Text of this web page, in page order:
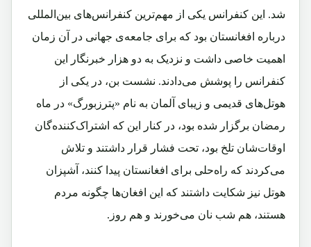
شد. این کنفرانس یکی از مهم‌ترین کنفرانس‌های بین‌المللی
درباره افغانستان بود که برای جامعه‌ی جهانی در آن زمان
اهمیت خاصی داشت و نزدیک به دو هزار خبرنگار این
کنفرانس را پوشش می‌دادند. نشست بن، در یکی از
هوتل‌های قدیمی و زیبای آلمان به نام «پترزبورگ» در ماه
رمضان برگزار شده بود، در کنار این‌ که اشتراک‌کننده‌گان
اوقات‌شان تلخ بود، تحت فشار قرار داشتند و تلاش
می‌کردند که راه‌حلی برای افغانستان پیدا کنند، آشپزان
هوتل نیز شکایت داشتند که این افغان‌ها چگونه مردم
هستند، هم شب نان می‌خورند و هم روز.